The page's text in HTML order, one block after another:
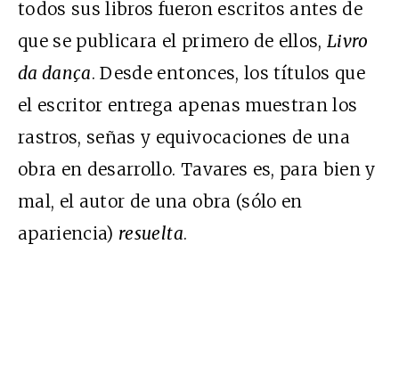
todos sus libros fueron escritos antes de
que se publicara el primero de ellos, Livro
da dança. Desde entonces, los títulos que
el escritor entrega apenas muestran los
rastros, señas y equivocaciones de una
obra en desarrollo. Tavares es, para bien y
mal, el autor de una obra (sólo en
apariencia) resuelta.